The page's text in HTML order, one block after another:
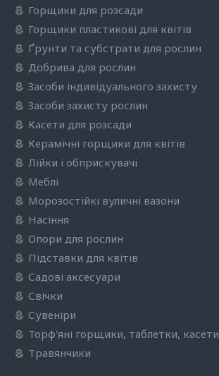
Горщики для розсади
Горщики пластикові для квітів
Ґрунти та субстрати для рослин
Добрива для рослин
Засоби індивідуального захисту
Засоби захисту рослин
Касети для розсади
Керамічні горщики для квітів
Лійки і обприскувачі
Меблі
Морозостійкі вуличні вазони
Насіння
Опори для рослин
Підставки для квітів
Садові аксесуари
Свічки
Сувеніри
Торф'яні горщики, таблетки, касети
Травянчики